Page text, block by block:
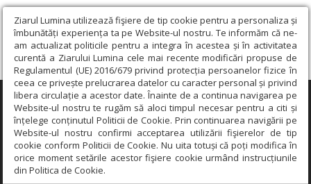
Ziarul Lumina utilizează fişiere de tip cookie pentru a personaliza și
îmbunătăți experiența ta pe Website-ul nostru. Te informăm că ne-
am actualizat politicile pentru a integra în acestea și în activitatea
curentă a Ziarului Lumina cele mai recente modificări propuse de
Regulamentul (UE) 2016/679 privind protecția persoanelor fizice în
ceea ce privește prelucrarea datelor cu caracter personal și privind
libera circulație a acestor date. Înainte de a continua navigarea pe
Website-ul nostru te rugăm să aloci timpul necesar pentru a citi și
înțelege conținutul Politicii de Cookie. Prin continuarea navigării pe
Website-ul nostru confirmi acceptarea utilizării fişierelor de tip
cookie conform Politicii de Cookie. Nu uita totuși că poți modifica în
orice moment setările acestor fişiere cookie urmând instrucțiunile
din Politica de Cookie.
×